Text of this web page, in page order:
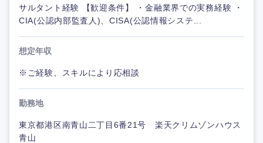
サルタント経験 【歓迎条件】 ・金融業界での実務経験 ・
CIA(公認内部監査人)、CISA(公認情報システ...
想定年収
※ご経験、スキルにより応相談
勤務地
東京都港区南青山二丁目6番21号 楽天クリムゾンハウス
青山